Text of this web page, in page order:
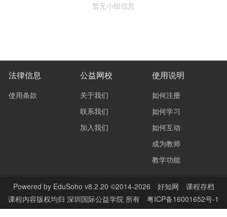
暂无小组信息
法律信息
使用条款
公益网校
关于我们
联系我们
加入我们
使用说明
如何注册
如何学习
如何互动
成为教师
教学功能
Powered by EduSoho v8.2.20 ©2014-2026 好知网
课程存档
课程内容版权均归 深圳国际公益学院 所有 粤ICP备16001652号-1